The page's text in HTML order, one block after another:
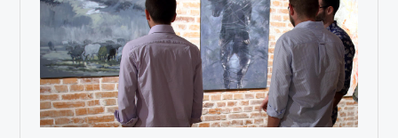
Informatii
Finalizare studii
Link-uri utile
ADMITERE